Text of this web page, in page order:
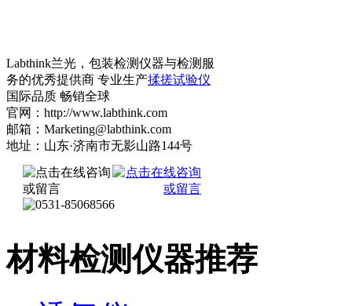
Labthink兰光，包装检测仪器与检测服
务的优秀提供商 专业生产揉搓试验仪
国际品质 畅销全球
官网：http://www.labthink.com
邮箱：Marketing@labthink.com
地址：山东·济南市无影山路144号
材料检测仪器推荐